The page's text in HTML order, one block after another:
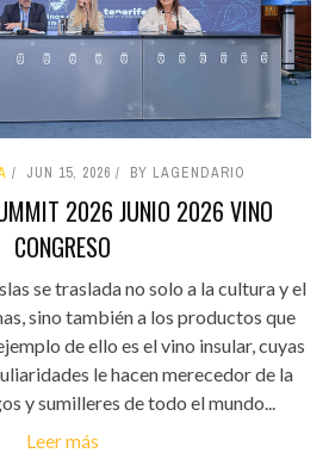
JUN 15, 2026 BY LAGENDARIO
2026 JUNIO 2026 VINO
CONGRESO
se traslada no solo a la cultura y el
sino también a los productos que
de ello es el vino insular, cuyas
le hacen merecedor de la
y sumilleres de todo el mundo...
Leer más